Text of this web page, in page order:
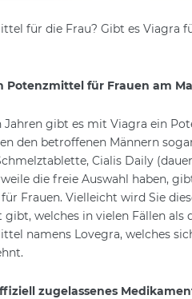
für die Frau? Gibt es Viagra
Potenzmittel für Frauen am
Jahren gibt es mit Viagra ein
den betroffenen Männern
Cialis Daily
die freie Auswahl haben,
Frauen. Vielleicht wird Sie
welches in vielen Fällen
namens Lovegra, welches
zugelassenes